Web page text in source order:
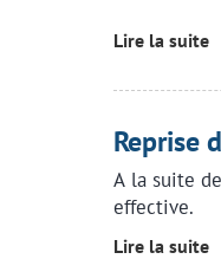
Lire la suite
Reprise
A la suite
effective.
Lire la suite